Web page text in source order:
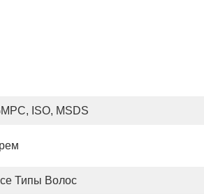
ISO, MSDS
Типы Волос